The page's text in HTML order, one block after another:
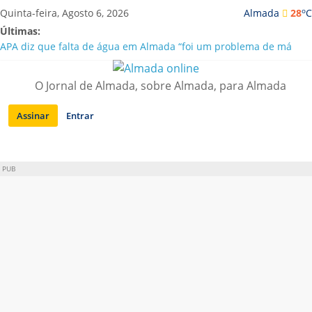
Saltar
para
conteúdo
Almada 28oC
Quinta-feira, Agosto 6, 2026
Últimas:
APA diz que falta de água em Almada “foi um problema de má
Laranjeiro | Cultura pop asiática invade a Casa Amarela
Ponte 25 de Abril celebra 60 anos com programa cultural entre
Lisboa e Almada
Situação de alerta em Almada renovada até final de Agosto
O Jornal de Almada, sobre Almada, para Almada
Assinar Entrar
PUB